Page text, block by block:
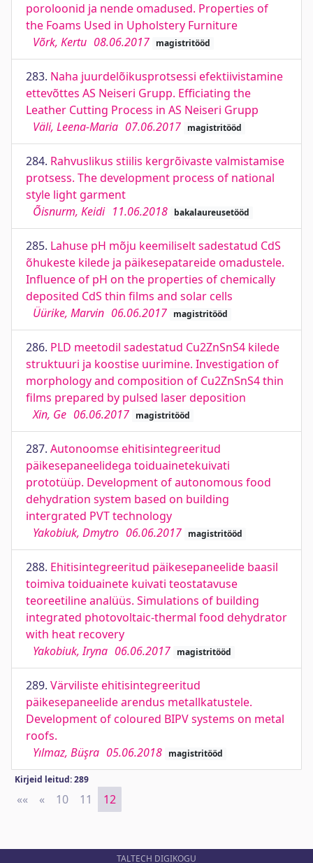
poroloonid ja nende omadused. Properties of
the Foams Used in Upholstery Furniture
Võrk, Kertu 08.06.2017 magistritööd
283. Naha juurdelõikusprotsessi efektiivistamine
ettevõttes AS Neiseri Grupp. Efficiating the
Leather Cutting Process in AS Neiseri Grupp
Väli, Leena-Maria 07.06.2017 magistritööd
284. Rahvuslikus stiilis kergrõivaste valmistamise
protsess. The development process of national
style light garment
Õisnurm, Keidi 11.06.2018 bakalaureusetööd
285. Lahuse pH mõju keemiliselt sadestatud CdS
õhukeste kilede ja päikesepatareide omadustele.
Influence of pH on the properties of chemically
deposited CdS thin films and solar cells
Üürike, Marvin 06.06.2017 magistritööd
286. PLD meetodil sadestatud Cu2ZnSnS4 kilede
struktuuri ja koostise uurimine. Investigation of
morphology and composition of Cu2ZnSnS4 thin
films prepared by pulsed laser deposition
Xin, Ge 06.06.2017 magistritööd
287. Autonoomse ehitisintegreeritud
päikesepaneelidega toiduainetekuivati
prototüüp. Development of autonomous food
dehydration system based on building
intergrated PVT technology
Yakobiuk, Dmytro 06.06.2017 magistritööd
288. Ehitisintegreeritud päikesepaneelide baasil
toimiva toiduainete kuivati teostatavuse
teoreetiline analüüs. Simulations of building
integrated photovoltaic-thermal food dehydrator
with heat recovery
Yakobiuk, Iryna 06.06.2017 magistritööd
289. Värviliste ehitisintegreeritud
päikesepaneelide arendus metallkatustele.
Development of coloured BIPV systems on metal
roofs.
Yılmaz, Büşra 05.06.2018 magistritööd
Kirjeid leitud: 289
«« First
« Previous
10 11 12
TALTECH DIGIKOGU